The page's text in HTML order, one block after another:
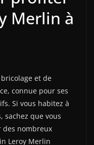
Merlin à
et de
connue pour ses
Si vous habitez à
sachez que vous
des nombreux
Leroy Merlin